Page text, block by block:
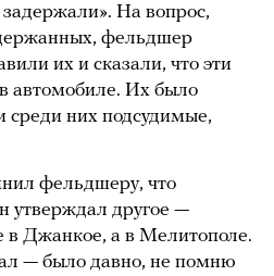
На вопрос,
фельдшер
их и сказали, что эти
автомобиле. Их было
среди них подсудимые,
фельдшеру, что
утверждал другое —
в Джанкое, а в Мелитополе.
— было давно, не помню